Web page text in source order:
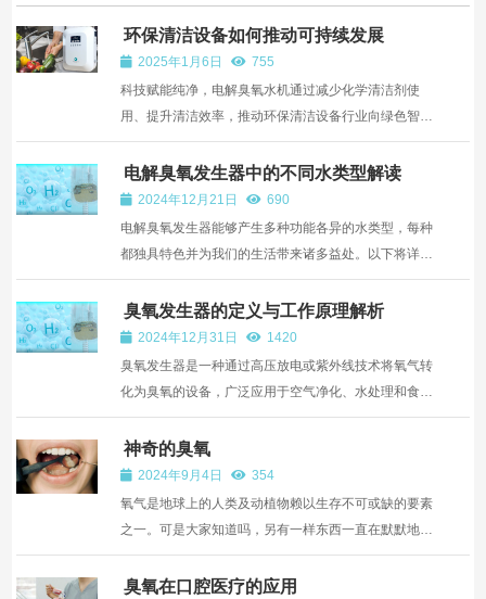
环保清洁设备如何推动可持续发展
2025年1月6日
755
科技赋能纯净，电解臭氧水机通过减少化学清洁剂使
用、提升清洁效率，推动环保清洁设备行业向绿色智能
方向发展。
电解臭氧发生器中的不同水类型解读
2024年12月21日
690
电解臭氧发生器能够产生多种功能各异的水类型，每种
都独具特色并为我们的生活带来诸多益处。以下将详细
介绍这些水类型： 结论： 电解臭氧发生器产生的臭氧
水、氢分子水、过氧化氢和氯离子水在不同领域都有
着...
臭氧发生器的定义与工作原理解析
2024年12月31日
1420
臭氧发生器是一种通过高压放电或紫外线技术将氧气转
化为臭氧的设备，广泛应用于空气净化、水处理和食品
保鲜等领域。
神奇的臭氧
2024年9月4日
354
氧气是地球上的人类及动植物赖以生存不可或缺的要素
之一。可是大家知道吗，另有一样东西一直在默默地为
我们在地球上的生存、延续和发展提供着有效的保护，
像一张保护伞在距地面15-25公里的大气层外吸收太阳
臭氧在口腔医疗的应用